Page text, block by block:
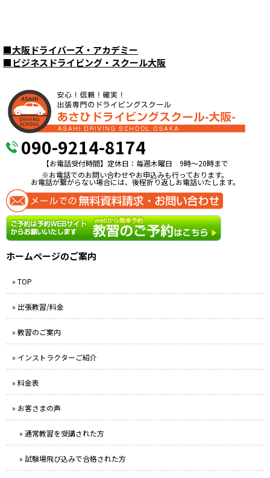
■大阪ドライバーズ・アカデミー
■ビジネスドライビング・スクール大阪
090-9214-8174
【お電話受付時間】定休日：毎週木曜日 9時〜20時まで
※お電話でのお問い合わせやお申込みも行っております。
お電話が繋がらない場合には、後程折り返しお電話いたします。
ホームページのご案内
» TOP
» 出張教習/料金
» 教習のご案内
» インストラクターご紹介
» 料金表
» お客さまの声
» 通常教習を受講された方
» 試験場飛び込みで合格された方